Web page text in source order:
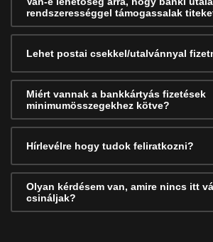
rendszerességgel támogassalak
Lehet postai csekkel/utalvánnyal
Miért vannak a bankkártyás fizetések
minimumösszegekhez kötve?
Hírlevélre hogy tudok feliratkozni?
Olyan kérdésem van, amire nincs itt
csináljak?